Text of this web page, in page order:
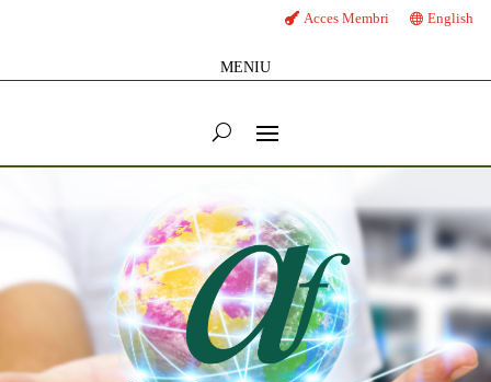
Acces Membri English
MENIU